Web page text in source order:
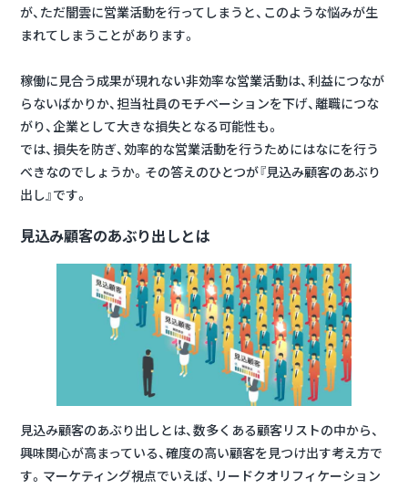
が、ただ闇雲に営業活動を行ってしまうと、このような悩みが生
まれてしまうことがあります。
稼働に見合う成果が現れない非効率な営業活動は、利益につなが
らないばかりか、担当社員のモチベーションを下げ、離職につな
がり、企業として大きな損失となる可能性も。
では、損失を防ぎ、効率的な営業活動を行うためにはなにを行う
べきなのでしょうか。その答えのひとつが『見込み顧客のあぶり
出し』です。
見込み顧客のあぶり出しとは
見込み顧客のあぶり出しとは、数多くある顧客リストの中から、
興味関心が高まっている、確度の高い顧客を見つけ出す考え方で
す。マーケティング視点でいえば、リードクオリフィケーション